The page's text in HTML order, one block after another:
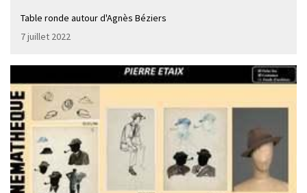
Table ronde autour d'Agnès Béziers
7 juillet 2022